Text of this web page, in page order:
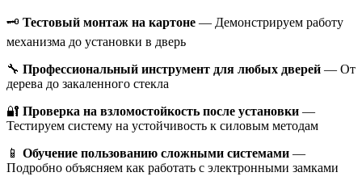
🗝️ Тестовый монтаж на картоне — Демонстрируем работу
механизма до установки в дверь
🔧 Профессиональный инструмент для любых дверей — От
дерева до закаленного стекла
🔐 Проверка на взломостойкость после установки —
Тестируем систему на устойчивость к силовым методам
📱 Обучение пользованию сложными системами —
Подробно объясняем как работать с электронными замками